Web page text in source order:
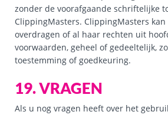
zonder de voorafgaande schriftelijke
ClippingMasters. ClippingMasters
overdragen of al haar rechten uit
voorwaarden, geheel of gedeeltelijk,
toestemming of goedkeuring.
19. VRAGEN
Als u nog vragen heeft over het